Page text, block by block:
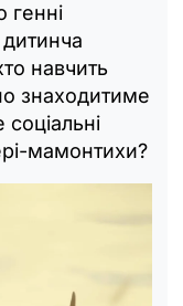
навчить
знаходитиме
мамонтихи?